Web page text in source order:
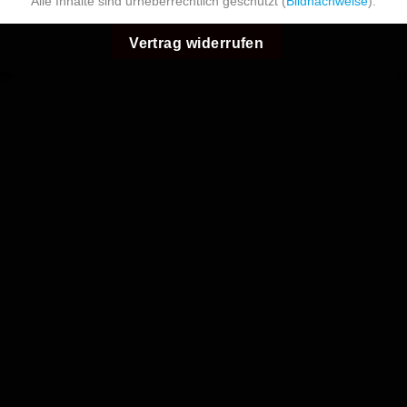
Vertrag widerrufen